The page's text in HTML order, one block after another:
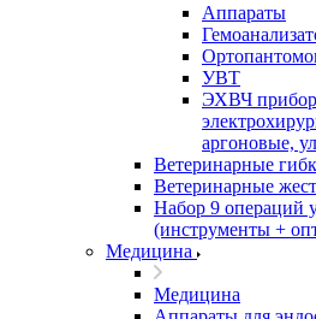
Аппараты
УВТ
ЭХВЧ
аргоновые,
Ветеринарные
Ветеринарные
Набор 9 операций
(инструменты +
Медицина
Медицина